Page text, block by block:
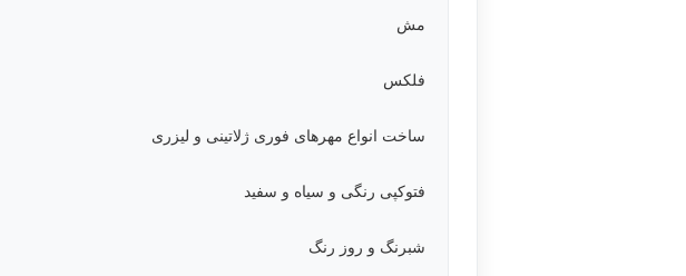
مش
فلکس
ساخت انواع مهرهای فوری ژلاتینی و لیزری
فتوکپی رنگی و سیاه و سفید
شبرنگ و روز رنگ